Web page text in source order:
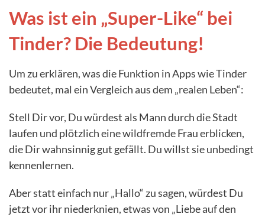
Was ist ein „Super-Like“ bei
Tinder? Die Bedeutung!
Um zu erklären, was die Funktion in Apps wie Tinder
bedeutet, mal ein Vergleich aus dem „realen Leben“:
Stell Dir vor, Du würdest als Mann durch die Stadt
laufen und plötzlich eine wildfremde Frau erblicken,
die Dir wahnsinnig gut gefällt. Du willst sie unbedingt
kennenlernen.
Aber statt einfach nur „Hallo“ zu sagen, würdest Du
jetzt vor ihr niederknien, etwas von „Liebe auf den